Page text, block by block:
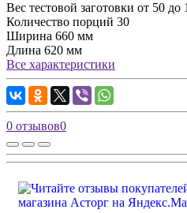
Вес тестовой заготовки от 50 до
Количество порций 30
Ширина 660 мм
Длина 620 мм
Все характеристики
0 отзывов0